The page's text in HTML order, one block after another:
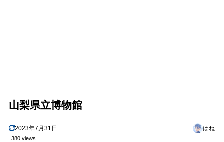
山梨県立博物館
2023年7月31日 はね
380 views